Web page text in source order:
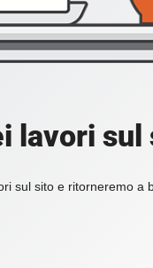
lavori sul
sul sito e ritorneremo a